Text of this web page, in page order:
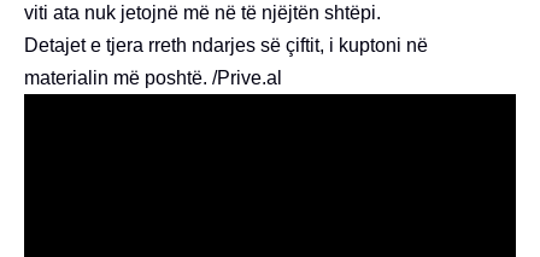
viti ata nuk jetojnë më në të njëjtën shtëpi.
Detajet e tjera rreth ndarjes së çiftit, i kuptoni në
materialin më poshtë. /Prive.al